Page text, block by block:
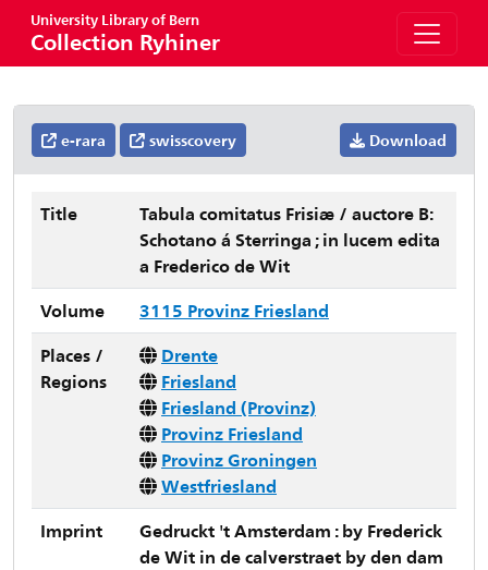
University Library of Bern
Collection Ryhiner
e-rara swisscovery Download
Title
Tabula comitatus Frisiæ / auctore B:
Schotano á Sterringa ; in lucem edita
a Frederico de Wit
Volume
3115 Provinz Friesland
Places /
Regions
Drente
Friesland
Friesland (Provinz)
Provinz Friesland
Provinz Groningen
Westfriesland
Imprint
Gedruckt 't Amsterdam : by Frederick
de Wit in de calverstraet by den dam